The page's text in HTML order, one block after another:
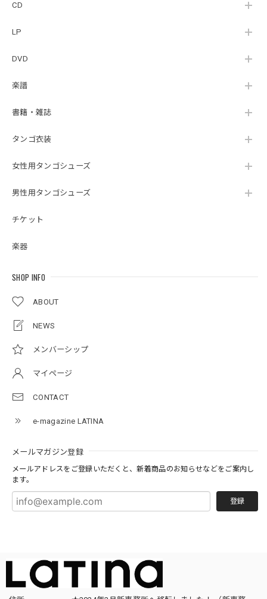
CD
LP
DVD
楽譜
書籍・雑誌
タンゴ衣装
女性用タンゴシューズ
男性用タンゴシューズ
チケット
楽器
SHOP INFO
ABOUT
NEWS
メンバーシップ
マイページ
CONTACT
e-magazine LATINA
メールマガジン登録
メールアドレスをご登録いただくと、新着商品のお知らせなどをご案内し
ます。
登録